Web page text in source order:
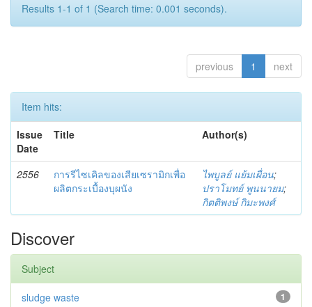
Results 1-1 of 1 (Search time: 0.001 seconds).
previous 1 next
Item hits:
Issue
Date
Title Author(s)
2556
การรีไซเคิลของเสียเซรามิกเพื่อ
ผลิตกระเบื้องบุผนัง
ไพบูลย์ แย้มเผื่อน;
ปราโมทย์ พูนนายม;
กิตติพงษ์ กิมะพงศ์
Discover
Subject
1
sludge waste